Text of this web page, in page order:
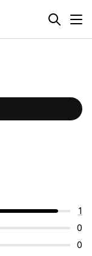
1
0
0